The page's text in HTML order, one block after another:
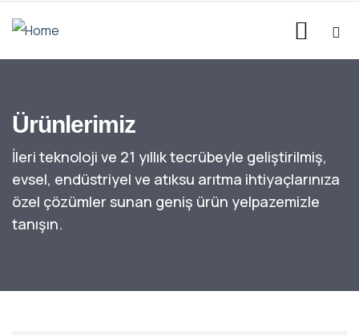
Ürünlerimiz
İleri teknoloji ve 21 yıllık tecrübeyle geliştirilmiş,
evsel, endüstriyel ve atıksu arıtma ihtiyaçlarınıza
özel çözümler sunan geniş ürün yelpazemizle
tanışın.